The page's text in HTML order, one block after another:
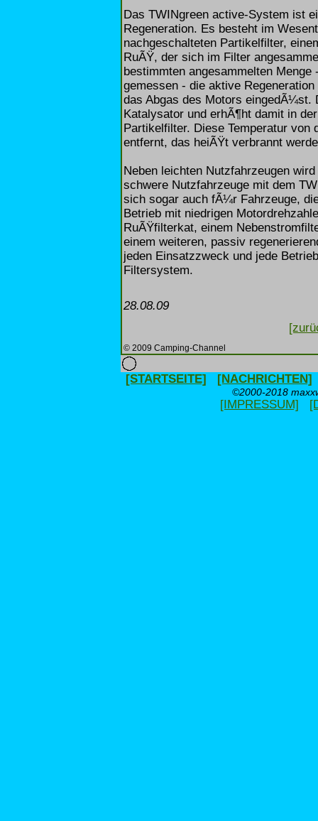
Das TWINgreen active-System ist
Regeneration. Es besteht im
nachgeschalteten Partikelfilter,
RuÃŸ, der sich im Filter
bestimmten angesammelten
gemessen - die aktive
das Abgas des Motors eingedÃ¼st.
Katalysator und erhÃ¶ht damit in
Partikelfilter. Diese Temperatur von
entfernt, das heiÃŸt verbrannt
Neben leichten Nutzfahrzeugen
schwere Nutzfahrzeuge mit dem
sich sogar auch fÃ¼r Fahrzeuge,
Betrieb mit niedrigen
RuÃŸfilterkat, einem
einem weiteren, passiv
jeden Einsatzzweck und jede
Filtersystem.
28.08.09
© 2009 Camping-Channel
[STARTSEITE] [NACHRICHTEN]
©2000-2018
[IMPRESSUM]